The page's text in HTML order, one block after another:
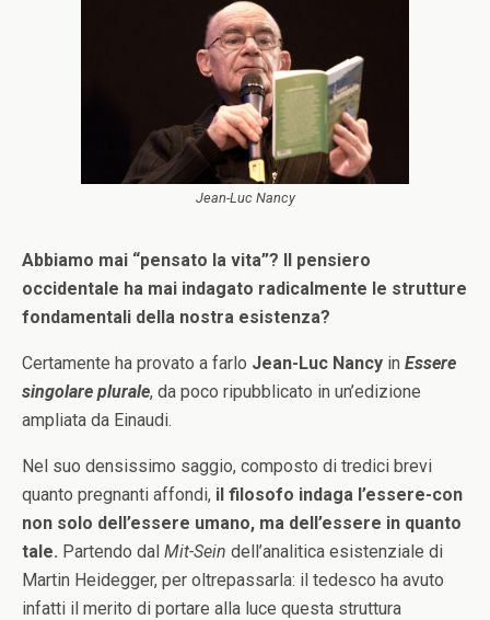
Jean-Luc Nancy
Abbiamo mai “pensato la vita”? Il pensiero
occidentale ha mai indagato radicalmente le strutture
fondamentali della nostra esistenza?
Certamente ha provato a farlo Jean-Luc Nancy in Essere
singolare plurale, da poco ripubblicato in un’edizione
ampliata da Einaudi.
Nel suo densissimo saggio, composto di tredici brevi
quanto pregnanti affondi, il filosofo indaga l’essere-con
non solo dell’essere umano, ma dell’essere in quanto
tale. Partendo dal Mit-Sein dell’analitica esistenziale di
Martin Heidegger, per oltrepassarla: il tedesco ha avuto
infatti il merito di portare alla luce questa struttura